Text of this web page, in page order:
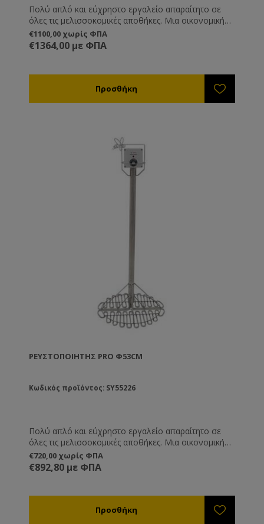
Πολύ απλό και εύχρηστο εργαλείο απαραίτητο σε
όλες τις μελισσοκομικές αποθήκες. Μια οικονομική
λύση η οποία σας βγάζει εύκολα από τη δύσκολη
θέση της κρυστάλλωσης του μελιού μέσα στα δοχεία
αποθήκευσης.
€1100,00 χωρίς ΦΠΑ
€1364,00 με ΦΠΑ
ΡΕΥΣΤΟΠΟΙΗΤΉΣ PRO Φ53CM
Κωδικός προϊόντος: SY55226
Πολύ απλό και εύχρηστο εργαλείο απαραίτητο σε
όλες τις μελισσοκομικές αποθήκες. Μια οικονομική
λύση η οποία σας βγάζει εύκολα από τη δύσκολη
θέση της κρυστάλλωσης του μελιού μέσα στα δοχεία
αποθήκευσης.
€720,00 χωρίς ΦΠΑ
€892,80 με ΦΠΑ